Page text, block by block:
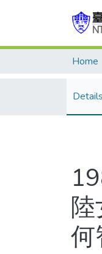
Home
Details
何